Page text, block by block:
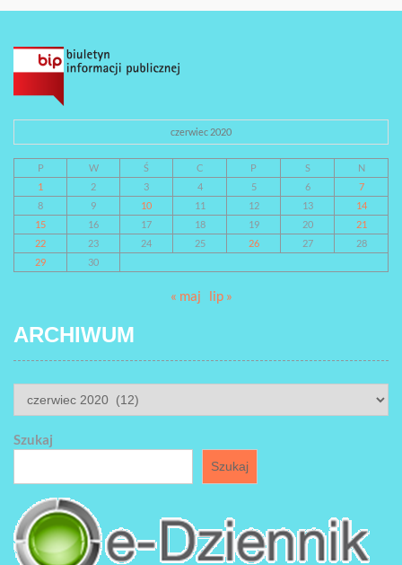
czerwiec 2020
P W Ś C P S
N
1
2 3 4 5 6
7
8
9 10 11 12 13
14
15
16 17 18 19 20
21
22
23 24 25 26 27
28
29
30
« maj lip »
ARCHIWUM
ARCHIWUM
Szukaj
Szukaj